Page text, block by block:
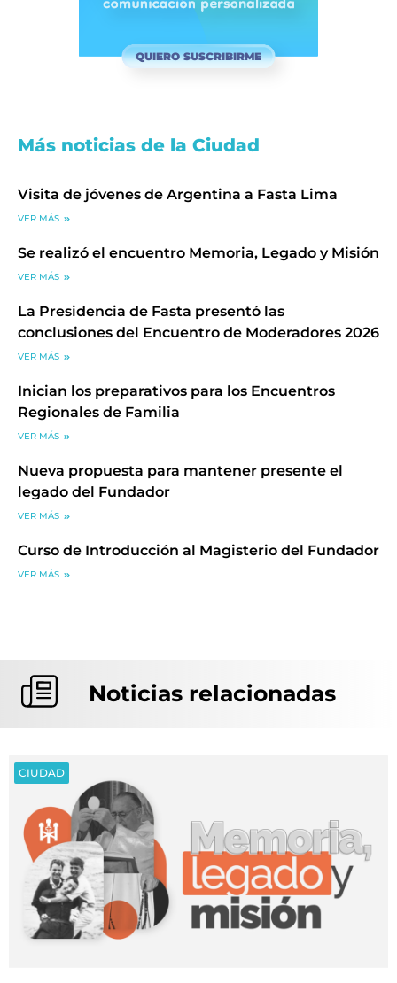
QUIERO SUSCRIBIRME
Más noticias de la Ciudad
Visita de jóvenes de Argentina a Fasta Lima
VER MÁS
Se realizó el encuentro Memoria, Legado y Misión
VER MÁS
La Presidencia de Fasta presentó las
conclusiones del Encuentro de Moderadores 2026
VER MÁS
Inician los preparativos para los Encuentros
Regionales de Familia
VER MÁS
Nueva propuesta para mantener presente el
legado del Fundador
VER MÁS
Curso de Introducción al Magisterio del Fundador
VER MÁS
Noticias relacionadas
CIUDAD